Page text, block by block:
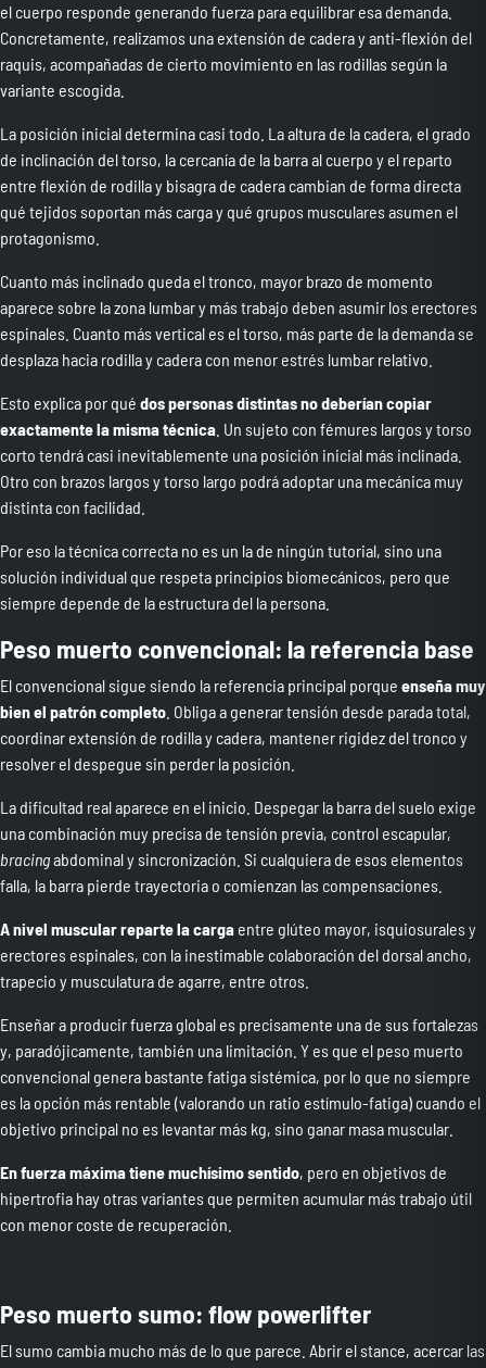
el cuerpo responde generando fuerza para equilibrar esa demanda.
Concretamente, realizamos una extensión de cadera y anti-flexión del
raquis, acompañadas de cierto movimiento en las rodillas según la
variante escogida.
La posición inicial determina casi todo. La altura de la cadera, el grado
de inclinación del torso, la cercanía de la barra al cuerpo y el reparto
entre flexión de rodilla y bisagra de cadera cambian de forma directa
qué tejidos soportan más carga y qué grupos musculares asumen el
protagonismo.
Cuanto más inclinado queda el tronco, mayor brazo de momento
aparece sobre la zona lumbar y más trabajo deben asumir los erectores
espinales. Cuanto más vertical es el torso, más parte de la demanda se
desplaza hacia rodilla y cadera con menor estrés lumbar relativo.
Esto explica por qué dos personas distintas no deberían copiar
exactamente la misma técnica . Un sujeto con fémures largos y torso
corto tendrá casi inevitablemente una posición inicial más inclinada.
Otro con brazos largos y torso largo podrá adoptar una mecánica muy
distinta con facilidad.
Por eso la técnica correcta no es un la de ningún tutorial, sino una
solución individual que respeta principios biomecánicos, pero que
siempre depende de la estructura del la persona.
Peso muerto convencional: la referencia base
El convencional sigue siendo la referencia principal porque enseña muy
bien el patrón completo . Obliga a generar tensión desde parada total,
coordinar extensión de rodilla y cadera, mantener rigidez del tronco y
resolver el despegue sin perder la posición.
La dificultad real aparece en el inicio. Despegar la barra del suelo exige
una combinación muy precisa de tensión previa, control escapular,
bracingabdominal y sincronización. Si cualquiera de esos elementos
falla, la barra pierde trayectoria o comienzan las compensaciones.
A nivel muscular reparte la carga entre glúteo mayor, isquiosurales y
erectores espinales, con la inestimable colaboración del dorsal ancho,
trapecio y musculatura de agarre, entre otros.
Enseñar a producir fuerza global es precisamente una de sus fortalezas
y, paradójicamente, también una limitación. Y es que el peso muerto
convencional genera bastante fatiga sistémica, por lo que no siempre
es la opción más rentable (valorando un ratio estímulo-fatiga) cuando el
objetivo principal no es levantar más kg, sino ganar masa muscular.
En fuerza máxima tiene muchísimo sentido, pero en objetivos de
hipertrofia hay otras variantes que permiten acumular más trabajo útil
con menor coste de recuperación.
Peso muerto sumo: flow powerlifter
El sumo cambia mucho más de lo que parece. Abrir el stance, acercar las